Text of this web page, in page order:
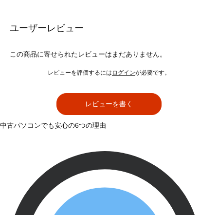
ユーザーレビュー
この商品に寄せられたレビューはまだありません。
レビューを評価するには ログインが必要です。
レビューを書く
中古パソコンでも安心の6つの理由